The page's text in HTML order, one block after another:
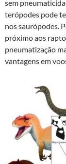
sem
terópodes pode
nos saurópodes.
próximo aos
pneumatização
vantagens em